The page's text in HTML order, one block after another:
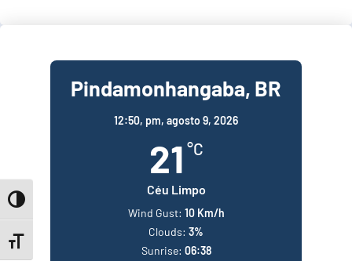
Toggle High Contrast
Toggle Font size
Pindamonhangaba, BR
12:50, pm, agosto 9, 2026
21 °C
Céu Limpo
Wind Gust: 10 Km/h
Clouds: 3%
Sunrise: 06:38